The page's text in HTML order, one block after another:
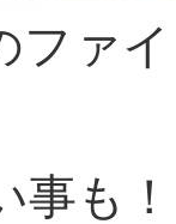
ァ
事も